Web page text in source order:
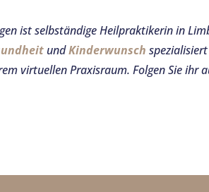
ist selbständige Heilpraktikerin in
undKinderwunsch
virtuellen Praxisraum. Folgen Sie ihr